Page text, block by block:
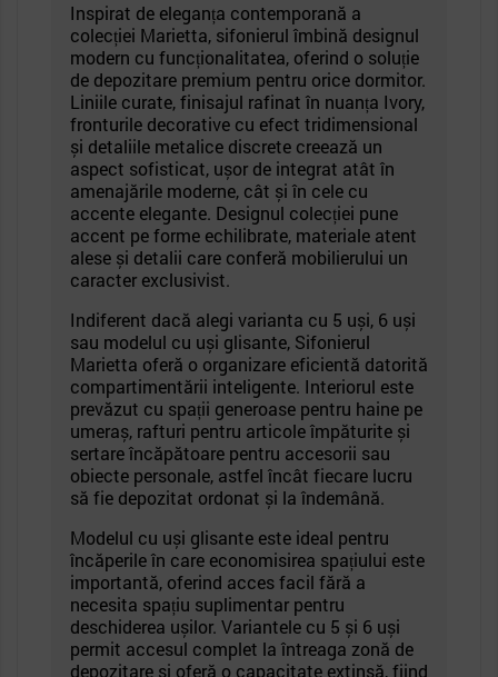
Inspirat de eleganța contemporană a
colecției Marietta, sifonierul îmbină designul
modern cu funcționalitatea, oferind o soluție
de depozitare premium pentru orice dormitor.
Liniile curate, finisajul rafinat în nuanța Ivory,
fronturile decorative cu efect tridimensional
și detaliile metalice discrete creează un
aspect sofisticat, ușor de integrat atât în
amenajările moderne, cât și în cele cu
accente elegante. Designul colecției pune
accent pe forme echilibrate, materiale atent
alese și detalii care conferă mobilierului un
caracter exclusivist.
Indiferent dacă alegi varianta cu 5 uși, 6 uși
sau modelul cu uși glisante, Sifonierul
Marietta oferă o organizare eficientă datorită
compartimentării inteligente. Interiorul este
prevăzut cu spații generoase pentru haine pe
umeraș, rafturi pentru articole împăturite și
sertare încăpătoare pentru accesorii sau
obiecte personale, astfel încât fiecare lucru
să fie depozitat ordonat și la îndemână.
Modelul cu uși glisante este ideal pentru
încăperile în care economisirea spațiului este
importantă, oferind acces facil fără a
necesita spațiu suplimentar pentru
deschiderea ușilor. Variantele cu 5 și 6 uși
permit accesul complet la întreaga zonă de
depozitare și oferă o capacitate extinsă, fiind